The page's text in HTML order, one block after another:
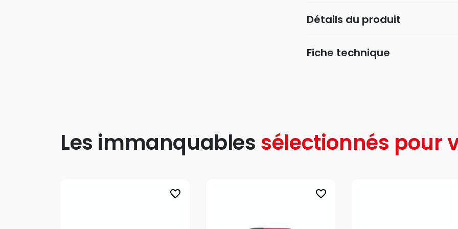
Détails du produit
Fiche technique
Les immanquables sélectionnés pour
favorite_border favorite_border